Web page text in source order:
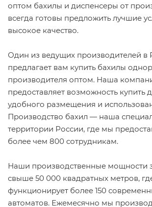
оптом бахилы и диспенсеры от
всегда готовы предложить лучшие
высокое качество.
Один из ведущих производителей в
предлагает вам купить бахилы
производителя оптом. Наша
предоставляет возможность купить
удобного размещения и
Производство бахил — наша
территории России, где мы
более чем 800 сотрудникам.
Наши производственные мощности
свыше 50 000 квадратных метров,
функционирует более 150
автоматов. Ежемесячно мы